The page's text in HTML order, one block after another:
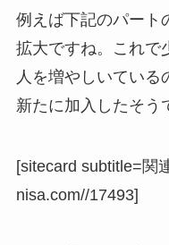
例えば下記のパート
拡大ですね。これで
人を増やしいてい
新たに加入したそう
[sitecard subtitle=関
nisa.com//17493]